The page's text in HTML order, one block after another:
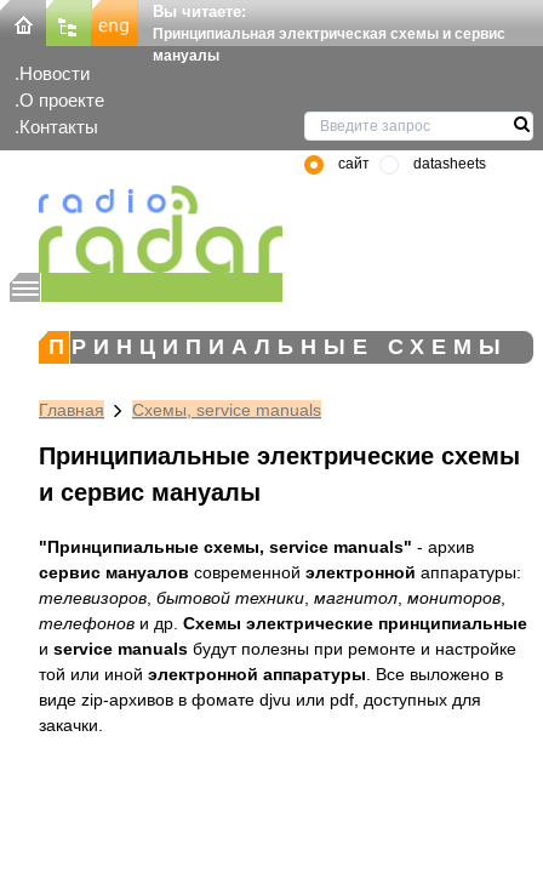
Вы читаете:
Принципиальная электрическая схемы и сервис
мануалы
Новости
О проекте
Контакты
сайт datasheets
ПРИНЦИПИАЛЬНЫЕ СХЕМЫ
Главная Схемы, service manuals
Принципиальные электрические схемы
и сервис мануалы
"Принципиальные схемы, service manuals" - архив
сервис мануалов современной электронной аппаратуры:
телевизоров бытовой техники магнитол мониторов
телефонов и др. Схемы электрические принципиальные
и service manuals будут полезны при ремонте и настройке
той или иной электронной аппаратуры . Все выложено в
виде zip-архивов в фомате djvu или pdf, доступных для
закачки.